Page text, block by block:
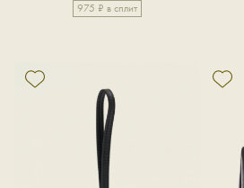
975 ₽ в сплит